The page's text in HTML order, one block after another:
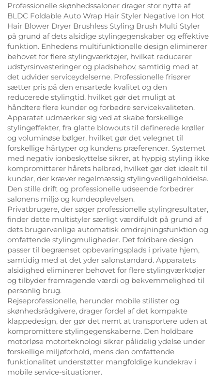
Professionelle skønhedssaloner drager stor nytte af
BLDC Foldable Auto Wrap Hair Styler Negative Ion Hot
Hair Blower Dryer Brushless Styling Brush Multi Styler
på grund af dets alsidige stylingegenskaber og effektive
funktion. Enhedens multifunktionelle design eliminerer
behovet for flere stylingværktøjer, hvilket reducerer
udstyrsinvesteringer og pladsbehov, samtidig med at
det udvider serviceydelserne. Professionelle frisører
sætter pris på den ensartede kvalitet og den
reducerede stylingtid, hvilket gør det muligt at
håndtere flere kunder og forbedre servicekvaliteten.
Apparatet udmærker sig ved at skabe forskellige
stylingeffekter, fra glatte blowouts til definerede krøller
og voluminøse bølger, hvilket gør det velegnet til
forskellige hårtyper og kundens præferencer. Systemet
med negativ ionbeskyttelse sikrer, at hyppig styling ikke
kompromitterer hårets helbred, hvilket gør det ideelt til
kunder, der kræver regelmæssig stylingvedligeholdelse.
Den stille drift og professionelle udseende forbedrer
salonens miljø og kundeoplevelsen.
Privatbrugere, der søger professionelle stylingresultater,
finder dette multistyler særligt værdifuldt på grund af
dets brugervenlige automatisk omdrejningsfunktion og
omfattende stylingmuligheder. Det foldbare design
passer til begrænset opbevaringsplads i private hjem,
samtidig med at det yder salonstandard. Apparatets
alsidighed eliminerer behovet for flere stylingværktøjer
og tilbyder fremragende værdi og bekvemmelighed til
personlig brug.
Rejseprofessionelle, herunder mobile stilister og
skønhedsrådgivere, drager fordel af det kompakte
klappedesign, der gør det nemt at transportere uden at
kompromittere stylingegenskaberne. Den holdbare
motorløse motorteknologi sikrer pålidelig ydelse under
forskellige miljøforhold, mens den omfattende
funktionalitet understøtter mangfoldige kundekrav i
mobile service-situationer.